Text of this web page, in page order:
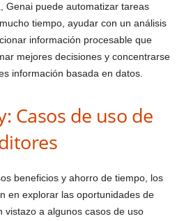
Genai puede automatizar tareas
tiempo, ayudar con un análisis
información procesable que
mejores decisiones y concentrarse
información basada en datos.
Casos de uso de
beneficios y ahorro de tiempo, los
en explorar las oportunidades de
vistazo a algunos casos de uso